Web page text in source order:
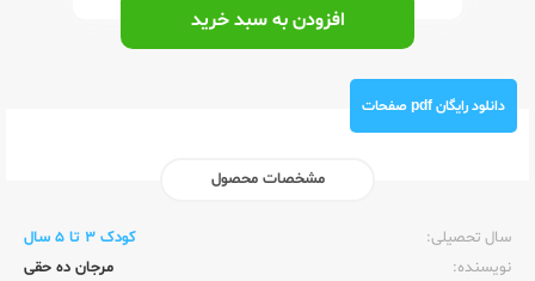
افزودن به سبد خرید
دانلود رایگان pdf صفحات
مشخصات محصول
سال تحصیلی:‌
کودک 3 تا 5 سال
نویسنده:‌
مرجان ده حقی